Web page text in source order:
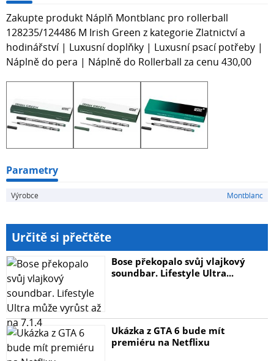
Zakupte produkt Náplň Montblanc pro rollerball
128235/124486 M Irish Green z kategorie Zlatnictví a
hodinářství | Luxusní doplňky | Luxusní psací potřeby |
Náplně do pera | Náplně do Rollerball za cenu 430,00
Parametry
Výrobce Montblanc
Určitě si přečtěte
Bose překopalo svůj vlajkový
soundbar. Lifestyle Ultra...
Ukázka z GTA 6 bude mít
premiéru na Netflixu